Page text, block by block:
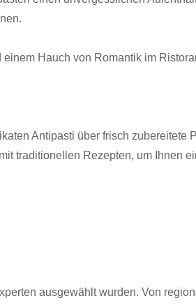
Hauch von Romantik im
Antipasti über frisch zubereitete
traditionellen Rezepten, um Ihnen
ausgewählt wurden. Von